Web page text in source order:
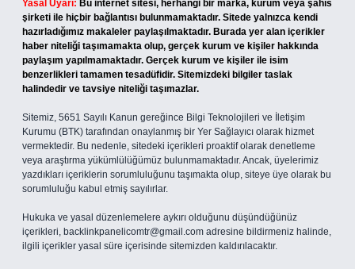
Yasal Uyarı: Bu internet sitesi, herhangi bir marka, kurum veya şahıs
şirketi ile hiçbir bağlantısı bulunmamaktadır. Sitede yalnızca kendi
hazırladığımız makaleler paylaşılmaktadır. Burada yer alan içerikler
haber niteliği taşımamakta olup, gerçek kurum ve kişiler hakkında
paylaşım yapılmamaktadır. Gerçek kurum ve kişiler ile isim
benzerlikleri tamamen tesadüfidir. Sitemizdeki bilgiler taslak
halindedir ve tavsiye niteliği taşımazlar.
Sitemiz, 5651 Sayılı Kanun gereğince Bilgi Teknolojileri ve İletişim
Kurumu (BTK) tarafından onaylanmış bir Yer Sağlayıcı olarak hizmet
vermektedir. Bu nedenle, sitedeki içerikleri proaktif olarak denetleme
veya araştırma yükümlülüğümüz bulunmamaktadır. Ancak, üyelerimiz
yazdıkları içeriklerin sorumluluğunu taşımakta olup, siteye üye olarak bu
sorumluluğu kabul etmiş sayılırlar.
Hukuka ve yasal düzenlemelere aykırı olduğunu düşündüğünüz
içerikleri, backlinkpanelicomtr@gmail.com adresine bildirmeniz halinde,
ilgili içerikler yasal süre içerisinde sitemizden kaldırılacaktır.